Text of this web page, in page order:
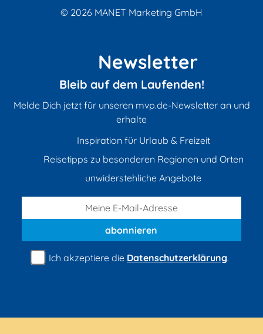
© 2026 MANET Marketing GmbH
Newsletter
Bleib auf dem Laufenden!
Melde Dich jetzt für unseren mvp.de-Newsletter an und
erhalte
Inspiration für Urlaub & Freizeit
Reisetipps zu besonderen Regionen und Orten
unwiderstehliche Angebote
abonnieren
Ich akzeptiere die Datenschutzerklärung.